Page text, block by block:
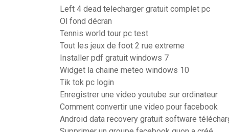
Left 4 dead telecharger gratuit complet pc
Ol fond décran
Tennis world tour pc test
Tout les jeux de foot 2 rue extreme
Installer pdf gratuit windows 7
Widget la chaine meteo windows 10
Tik tok pc login
Enregistrer une video youtube sur ordinateur
Comment convertir une video pour facebook
Android data recovery gratuit software